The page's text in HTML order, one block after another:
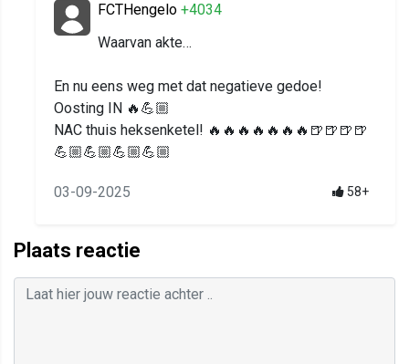
FCTHengelo +4034
Waarvan akte…
En nu eens weg met dat negatieve gedoe!
Oosting IN 🔥💪🏼
NAC thuis heksenketel! 🔥🔥🔥🔥🔥🔥🔥🍺🍺🍺🍺
💪🏼💪🏼💪🏼💪🏼
03-09-2025 58+
Plaats reactie